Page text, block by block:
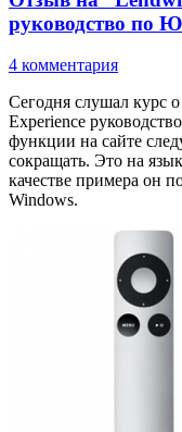
руководство по
4 комментария
Сегодня слушал курс
Experience
функции на сайте
сокращать. Это на
качестве примера он
Windows.